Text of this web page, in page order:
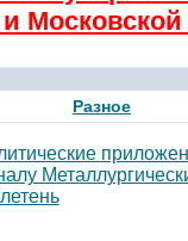
Московской
Разное